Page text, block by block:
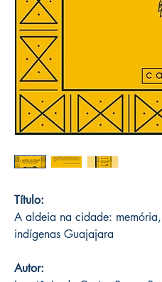
Título:
A aldeia na cidade:
indígenas Guajajara
Autor: